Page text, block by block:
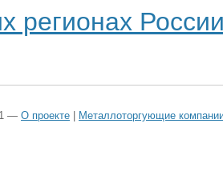
регионах
— О проекте Металлоторгующие